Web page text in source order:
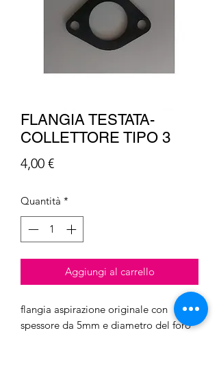
FLANGIA TESTATA-
COLLETTORE TIPO 3
4,00 €Prezzo
Quantità *
Aggiungi al carrello
flangia aspirazione originale con
spessore da 5mm e diametro del foro